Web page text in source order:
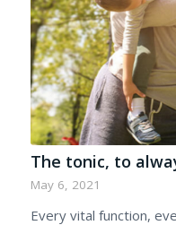
The tonic, to
May 6, 2021
Every vital function,